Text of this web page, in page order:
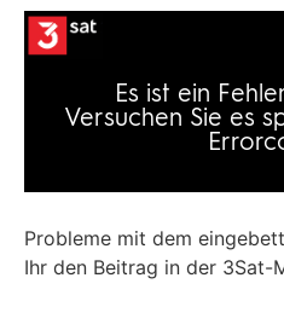
Probleme mit dem
Ihr den Beitrag in der 3Sat-